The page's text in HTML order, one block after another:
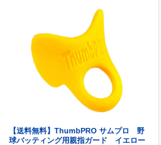
【送料無料】ThumbPRO サムプロ 野
球バッティング用親指ガード イエロー